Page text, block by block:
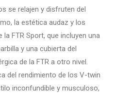
se relajen y disfruten del
la estética audaz y los
FTR Sport, que incluyen una
y una cubierta del
de la FTR a otro nivel.
del rendimiento de los V-twin
inconfundible y musculoso,